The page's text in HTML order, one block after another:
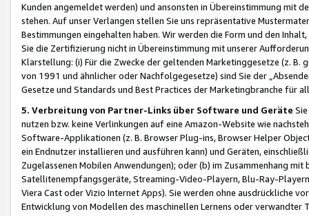
Kunden angemeldet werden) und ansonsten in Übereinstimmung mit
stehen. Auf unser Verlangen stellen Sie uns repräsentative
Bestimmungen eingehalten haben. Wir werden die Form und den
Sie die Zertifizierung nicht in Übereinstimmung mit unserer
Klarstellung: (i) Für die Zwecke der geltenden Marketinggesetze (z. B.
von 1991 und ähnlicher oder Nachfolgegesetze) sind Sie der
Gesetze und Standards und Best Practices der Marketingbranche für
5. Verbreitung von Partner-Links über Software und Geräte
nutzen bzw. keine Verlinkungen auf eine Amazon-Website wie
Software-Applikationen (z. B. Browser Plug-ins, Browser Helper
ein Endnutzer installieren und ausführen kann) und Geräten,
Zugelassenen Mobilen Anwendungen); oder (b) im Zusammenhang
Satellitenempfangsgeräte, Streaming-Video-Playern, Blu-Ray-
Viera Cast oder Vizio Internet Apps). Sie werden ohne ausdrückliche
Entwicklung von Modellen des maschinellen Lernens oder